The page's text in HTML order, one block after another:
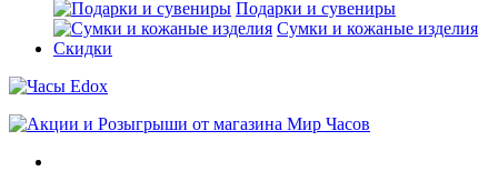
Подарки и сувениры
Сумки и кожаные изделия
Скидки